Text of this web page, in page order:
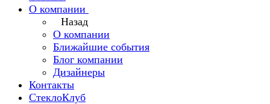
О компании
Назад
О компании
Ближайшие события
Блог компании
Дизайнеры
Контакты
СтеклоКлуб